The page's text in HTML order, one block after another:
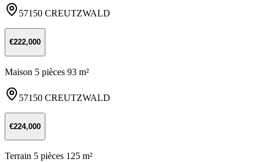
57150 CREUTZWALD
€222,000
Maison 5 pièces 93 m²
57150 CREUTZWALD
€224,000
Terrain 5 pièces 125 m²